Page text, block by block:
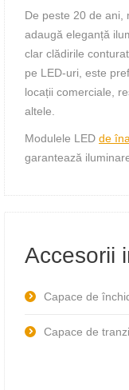
De peste 20 de ani,
adaugă eleganță
clar clădirile
pe LED-uri, este
locații comerciale,
altele.
Modulele LED de
garantează
Accesorii
Capace de
Capace de